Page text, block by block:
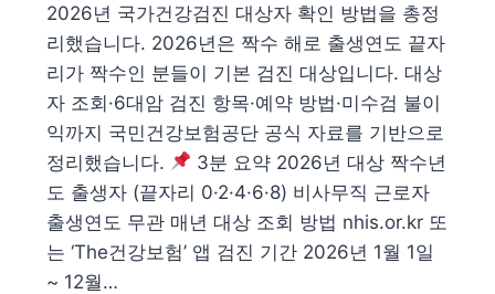
2026년 국가건강검진 대상자 확인 방법을 총정
리했습니다. 2026년은 짝수 해로 출생연도 끝자
리가 짝수인 분들이 기본 검진 대상입니다. 대상
자 조회·6대암 검진 항목·예약 방법·미수검 불이
익까지 국민건강보험공단 공식 자료를 기반으로
정리했습니다.
3분 요약 2026년 대상 짝수년
도 출생자 (끝자리 0·2·4·6·8) 비사무직 근로자
출생연도 무관 매년 대상 조회 방법 nhis.or.kr 또
는 ‘The건강보험’ 앱 검진 기간 2026년 1월 1일
~ 12월…